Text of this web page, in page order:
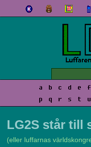
a b c d e f
p
q r s t u
LG2S står till
(eller luffarnas